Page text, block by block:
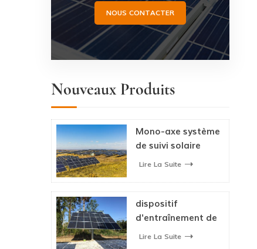
NOUS CONTACTER
Nouveaux Produits
Mono-axe système
de suivi solaire
photovoltaïque
Lire La Suite
dispositif
d'entraînement de
suivi du soleil
Lire La Suite